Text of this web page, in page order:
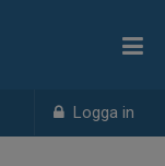
Logga in